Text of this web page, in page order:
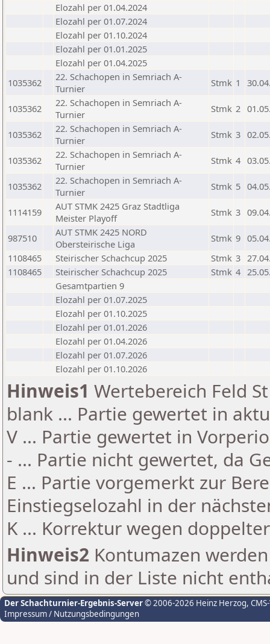
Elozahl per 01.04.2024
Elozahl per 01.07.2024
Elozahl per 01.10.2024
Elozahl per 01.01.2025
Elozahl per 01.04.2025
1035362
22. Schachopen in Semriach A-
Turnier
Stmk 1
1035362
22. Schachopen in Semriach A-
Turnier
Stmk 2
1035362
22. Schachopen in Semriach A-
Turnier
Stmk 3
1035362
22. Schachopen in Semriach A-
Turnier
Stmk 4
1035362
22. Schachopen in Semriach A-
Turnier
Stmk 5
1114159
AUT STMK 2425 Graz Stadtliga
Meister Playoff
Stmk 3
987510
AUT STMK 2425 NORD
Obersteirische Liga
Stmk 9
1108465
Steirischer Schachcup 2025 Stmk 3
1108465
Steirischer Schachcup 2025 Stmk 4
Gesamtpartien 9
Elozahl per 01.07.2025
Elozahl per 01.10.2025
Elozahl per 01.01.2026
Elozahl per 01.04.2026
Elozahl per 01.07.2026
Elozahl per 01.10.2026
Hinweis1 Wertebereich Feld
blank ... Partie gewertet in
V ... Partie gewertet in
- ... Partie nicht gewertet, da
E ... Partie vorgemerkt zur
Einstiegselozahl in der
K ... Korrektur wegen
Hinweis2 Kontumazen
und sind in der Liste nicht
Der Schachturnier-Ergebnis-Server© 2006-2026 Heinz Herzog,
Impressum / Nutzungsbedingungen